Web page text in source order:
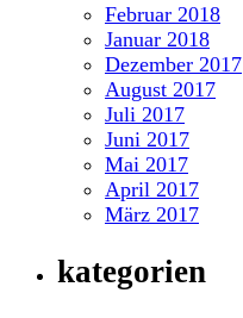
Februar 2018
Januar 2018
Dezember 2017
August 2017
Juli 2017
Juni 2017
Mai 2017
April 2017
März 2017
kategorien